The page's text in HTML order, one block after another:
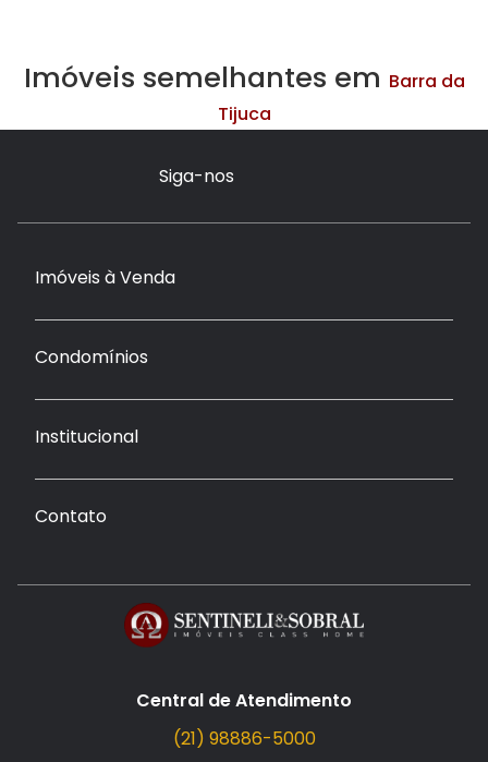
Imóveis semelhantes em Barra da
Tijuca
Siga-nos
Imóveis à Venda
Condomínios
Institucional
Contato
Central de Atendimento
(21) 98886-5000